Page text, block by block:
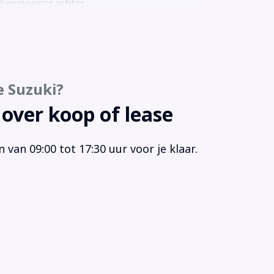
achter
stop systeem
in hoogte verstelbaar
verstelbaar
Suzuki?
koop of lease
van 09:00 tot 17:30 uur voor je klaar.